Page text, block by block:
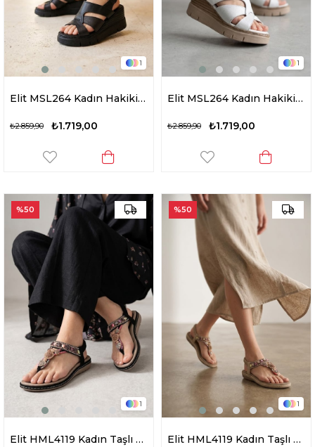
1
Elit MSL264 Kadın Hakiki Deri Dolgu Topuk Sandalet Siyah
₺1.719,00
₺2.859,90
1
Elit MSL264 Kadın Hakiki Deri Dolgu Topuk Sandalet Beyaz
₺1.719,00
₺2.859,90
1
Elit HML4119 Kadın Taşlı Düz Sandalet Siyah
%50
1
Elit HML4119 Kadın Taşlı Düz Sandalet Bej
%50